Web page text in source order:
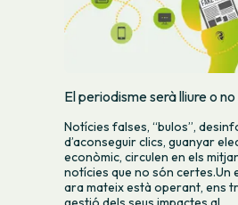
El periodisme serà lliure o
Notícies falses, “bulos”,
d’aconseguir clics, guanyar
econòmic, circulen en els
notícies que no són certes.Un
ara mateix està operant, ens